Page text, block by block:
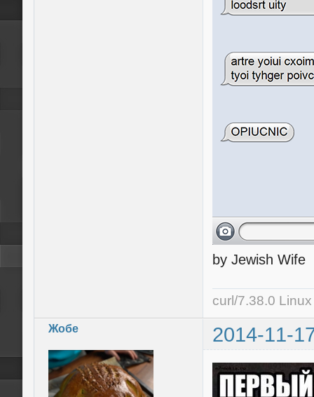
by Jewish Wife
curl/7.38.0
Жобе 2014-11-